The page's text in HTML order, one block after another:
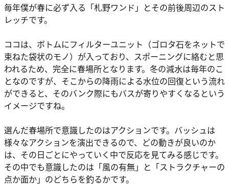
毎年僕が春に必ず入る「札野ワンド」とその前後周辺のスト
レッチです。
ココは、ボトムにフィルターユニット（ゴロタ石をネットで
束ねた袋状のモノ）が入っており、スポーニングに絡むと思
われるため、完全に春場所となります。冬の減水は毎年のこ
となのですが、そこからの降雨による水位の回復という流れ
ができると、そのバンク際にもバスが寄りやすくなるという
イメージですね。
選んだ春場所で意識したのはアクションです。バッシュは
様々なアクションを演出できるので、どの動きが良いのか
は、その日ごとにやっていく中で反応を見てみる感じです。
その中でも意識したのは「風の有無」と「ストラクチャーの
点か面か」のどちらを釣るかです。